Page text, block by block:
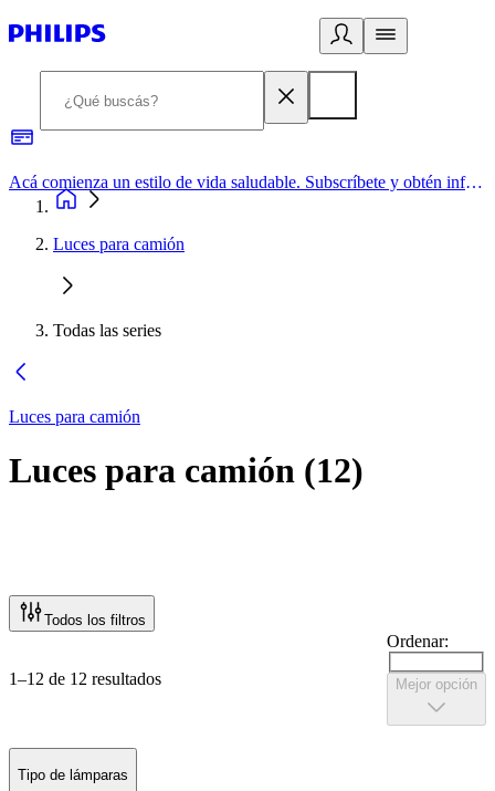
Acá comienza un estilo de vida saludable. Subscríbete y obtén información de primera mano
Luces para camión
Todas las series
Luces para camión
Luces para camión (12)
Todos los filtros
1–12 de 12 resultados
Ordenar:
Mejor opción
Tipo de lámparas